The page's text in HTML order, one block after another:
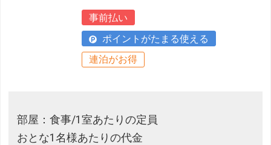
事前払い
ポイントがたまる使える
連泊がお得
部屋：食事/1室あたりの定員
おとな1名様あたりの代金